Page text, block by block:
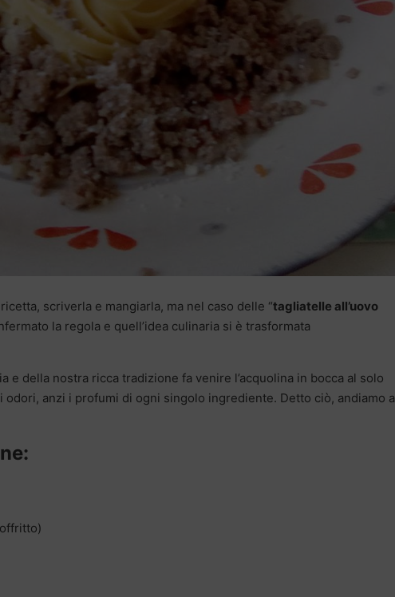
scriverla e mangiarla, ma nel caso delle “tagliatelle all’uovo
la regola e quell’idea culinaria si è trasformata
e della nostra ricca tradizione fa venire l’acquolina in bocca al solo
anzi i profumi di ogni singolo ingrediente. Detto ciò, andiamo a
: